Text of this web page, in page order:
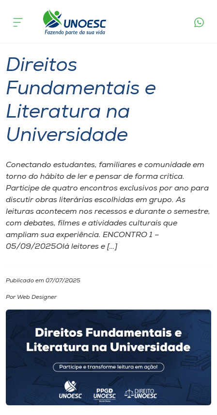
Cursos
Pesquisa
Atendimento ao Estudante
Portal de Ensino
A
Internacionalização
I.nova
Cultura
CPA
Biblioteca
Editora
acontece
Direitos
Fundamentais e
Literatura na
Universidade
Conectando estudantes, familiares e comunidade em
torno do hábito de ler e pensar de forma crítica.
Participe de quatro encontros exclusivos por ano para
discutir obras literárias escolhidas em grupo. As
leituras acontecem nos recessos e durante o semestre,
com debates, filmes e atividades culturais que
ampliam sua experiência. ENCONTRO 1 –
05/09/2025Olá leitores e […]
Publicado em 07/07/2025
Por Web Designer